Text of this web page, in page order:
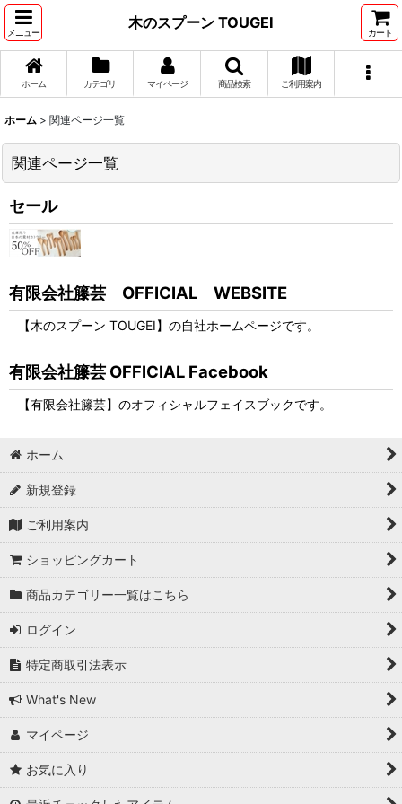
メニュー
木のスプーン TOUGEI
カート
ホーム カテゴリ マイページ 商品検索 ご利用案内
ホーム > 関連ページ一覧
関連ページ一覧
セール
有限会社籐芸 OFFICIAL WEBSITE
【木のスプーン TOUGEI】の自社ホームページです。
有限会社籐芸 OFFICIAL Facebook
【有限会社籐芸】のオフィシャルフェイスブックです。
ホーム
新規登録
ご利用案内
ショッピングカート
商品カテゴリー一覧はこちら
ログイン
特定商取引法表示
What's New
マイページ
お気に入り